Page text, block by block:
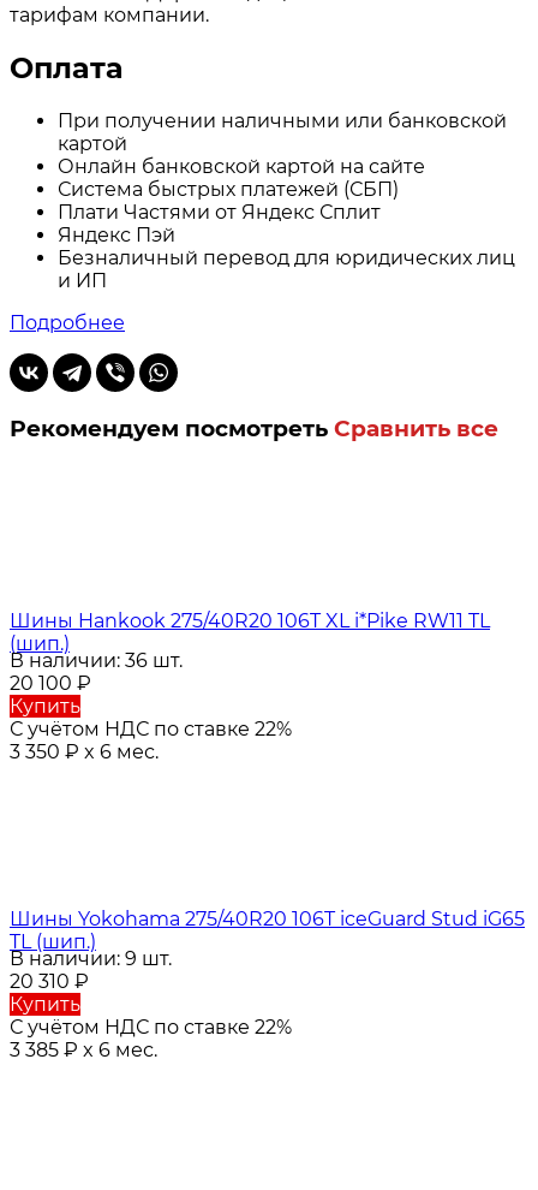
тарифам компании.
Оплата
При получении наличными или банковской
картой
Онлайн банковской картой на сайте
Система быстрых платежей (СБП)
Плати Частями от Яндекс Сплит
Яндекс Пэй
Безналичный перевод для юридических лиц
и ИП
Подробнее
Рекомендуем посмотреть Сравнить все
Шины Hankook 275/40R20 106T XL i*Pike RW11 TL
(шип.)
В наличии: 36 шт.
20 100 ₽
Купить
С учётом НДС по ставке 22%
3 350 ₽ x 6 мес.
Шины Yokohama 275/40R20 106T iceGuard Stud iG65
TL (шип.)
В наличии: 9 шт.
20 310 ₽
Купить
С учётом НДС по ставке 22%
3 385 ₽ x 6 мес.